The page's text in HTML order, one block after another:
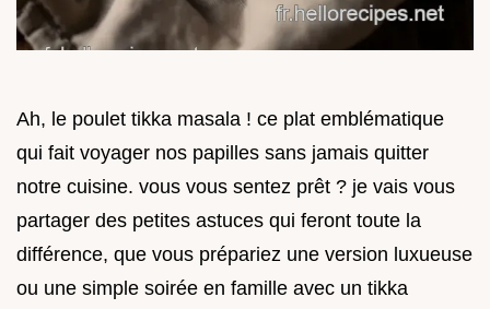
Ah, le poulet tikka masala ! ce plat emblématique
qui fait voyager nos papilles sans jamais quitter
notre cuisine. vous vous sentez prêt ? je vais vous
partager des petites astuces qui feront toute la
différence, que vous prépariez une version luxueuse
ou une simple soirée en famille avec un tikka